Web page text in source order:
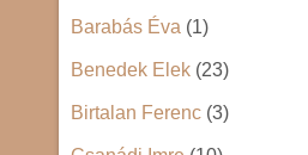
Barabás Éva (1)
Benedek Elek (23)
Birtalan Ferenc (3)